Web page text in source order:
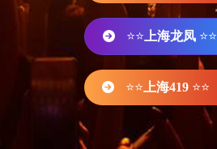
⭐⭐ 上海龙凤 ⭐⭐
⭐⭐ 上海419 ⭐⭐